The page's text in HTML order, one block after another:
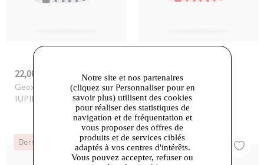
22,00 € 49,90 €
Geox
- B SANDAL
IUPIDOO ENFANT
17,00 € -66%
Geox - B SANDAL
IUPIDOO ENFANT
Dernières Chances Dernières Chances
Notre site et nos partenaires
(cliquez sur Personnaliser pour en
savoir plus) utilisent des cookies
pour réaliser des statistiques de
navigation et de fréquentation et
vous proposer des offres de
produits et de services ciblés
adaptés à vos centres d'intérêts.
Vous pouvez accepter, refuser ou